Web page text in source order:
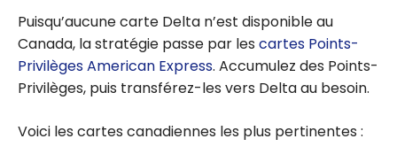
Puisqu’aucune carte Delta n’est disponible au
Canada, la stratégie passe par les cartes Points-
Privilèges American Express. Accumulez des Points-
Privilèges, puis transférez-les vers Delta au besoin.
Voici les cartes canadiennes les plus pertinentes :